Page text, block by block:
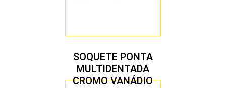
SOQUETE PONTA
MULTIDENTADA
CROMO VANÁDIO